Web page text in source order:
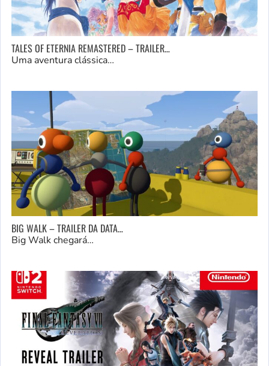
TALES OF ETERNIA REMASTERED – TRAILER…
Uma aventura clássica…
BIG WALK – TRAILER DA DATA…
Big Walk chegará…